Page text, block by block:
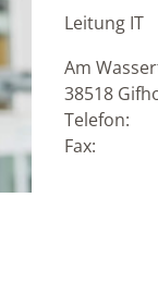
Leitung IT
Am
38518
Telefon:
Fax: